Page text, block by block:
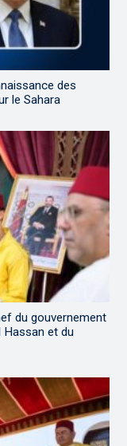
des
le Sahara
du gouvernement
Hassan et du